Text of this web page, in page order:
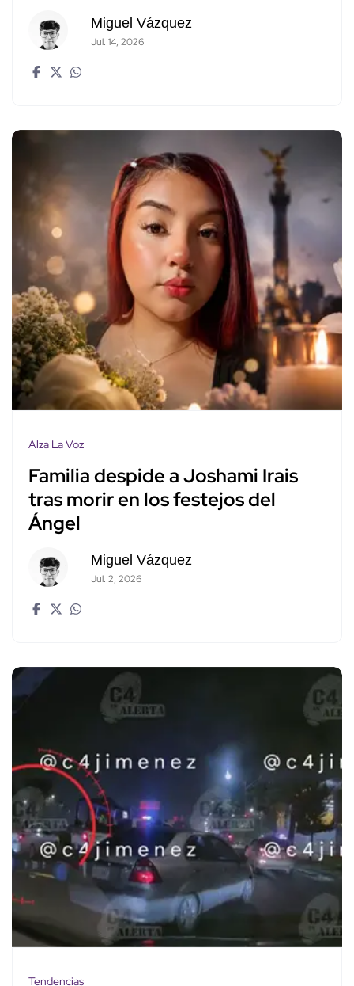
Miguel Vázquez
Jul. 14, 2026
Alza La Voz
Familia despide a Joshami Irais
tras morir en los festejos del
Ángel
Miguel Vázquez
Jul. 2, 2026
Tendencias